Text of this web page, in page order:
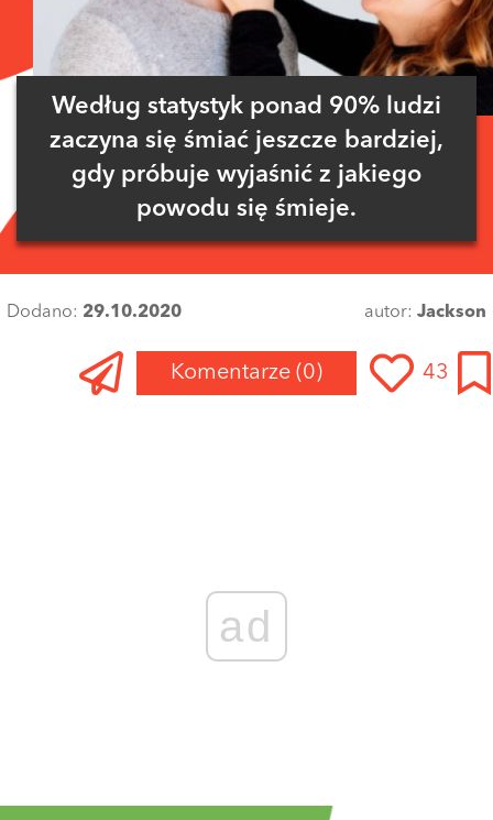
Według statystyk ponad 90% ludzi
zaczyna się śmiać jeszcze bardziej,
gdy próbuje wyjaśnić z jakiego
powodu się śmieje.
Dodano: 29.10.2020 autor: Jackson
Komentarze (0) 43
ad